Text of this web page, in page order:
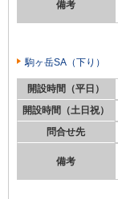
備考
駒ヶ岳SA（下り）
開設時間（平日）
開設時間（土日祝）
問合せ先
備考